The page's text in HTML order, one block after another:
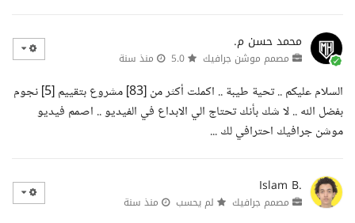
محمد حسن م.
مصمم موشن جرافيك منذ سنة
السلام عليكم .. تحية طيبة .. اكملت أكثر من [83] مشروع بتقييم [5] نجوم
بفضل الله .. لا شك بأنك تحتاج الي الابداع في الفيديو .. اصمم فيديو
موشن جرافيك احترافي لك ...
Islam B.
مصمم جرافيك لم يحسب منذ سنة